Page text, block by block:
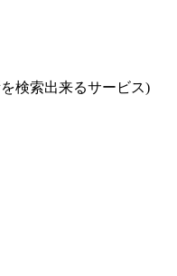
検索出来るサービス)